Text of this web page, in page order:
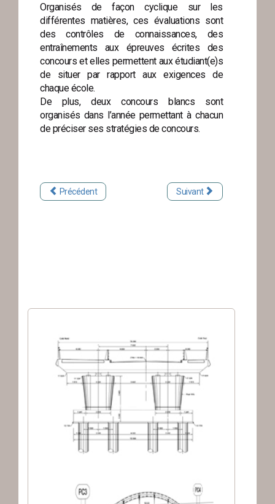
Organisés de façon cyclique sur les
différentes matières, ces évaluations sont
des contrôles de connaissances, des
entraînements aux épreuves écrites des
concours et elles permettent aux étudiant(e)s
de situer par rapport aux exigences de
chaque école.
De plus, deux concours blancs sont
organisés dans l’année permettant à chacun
de préciser ses stratégies de concours.
Précédent Suivant